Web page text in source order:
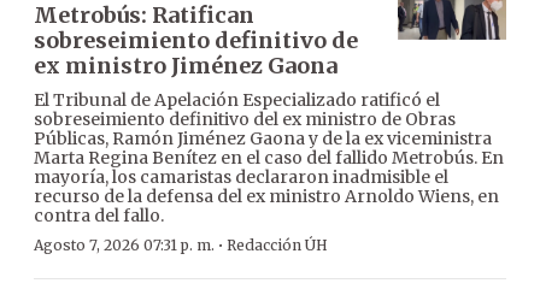
Metrobús: Ratifican
sobreseimiento definitivo de
ex ministro Jiménez Gaona
El Tribunal de Apelación Especializado ratificó el
sobreseimiento definitivo del ex ministro de Obras
Públicas, Ramón Jiménez Gaona y de la ex viceministra
Marta Regina Benítez en el caso del fallido Metrobús. En
mayoría, los camaristas declararon inadmisible el
recurso de la defensa del ex ministro Arnoldo Wiens, en
contra del fallo.
Agosto 7, 2026 07:31 p. m. · Redacción ÚH